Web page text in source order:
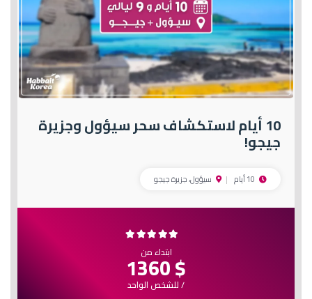
10 أيام لاستكشاف سحر سيؤول وجزيرة
جيجو!
سيؤول، جزيرة جيجو
ابتداء من $ 1360
/ للشخص الواحد